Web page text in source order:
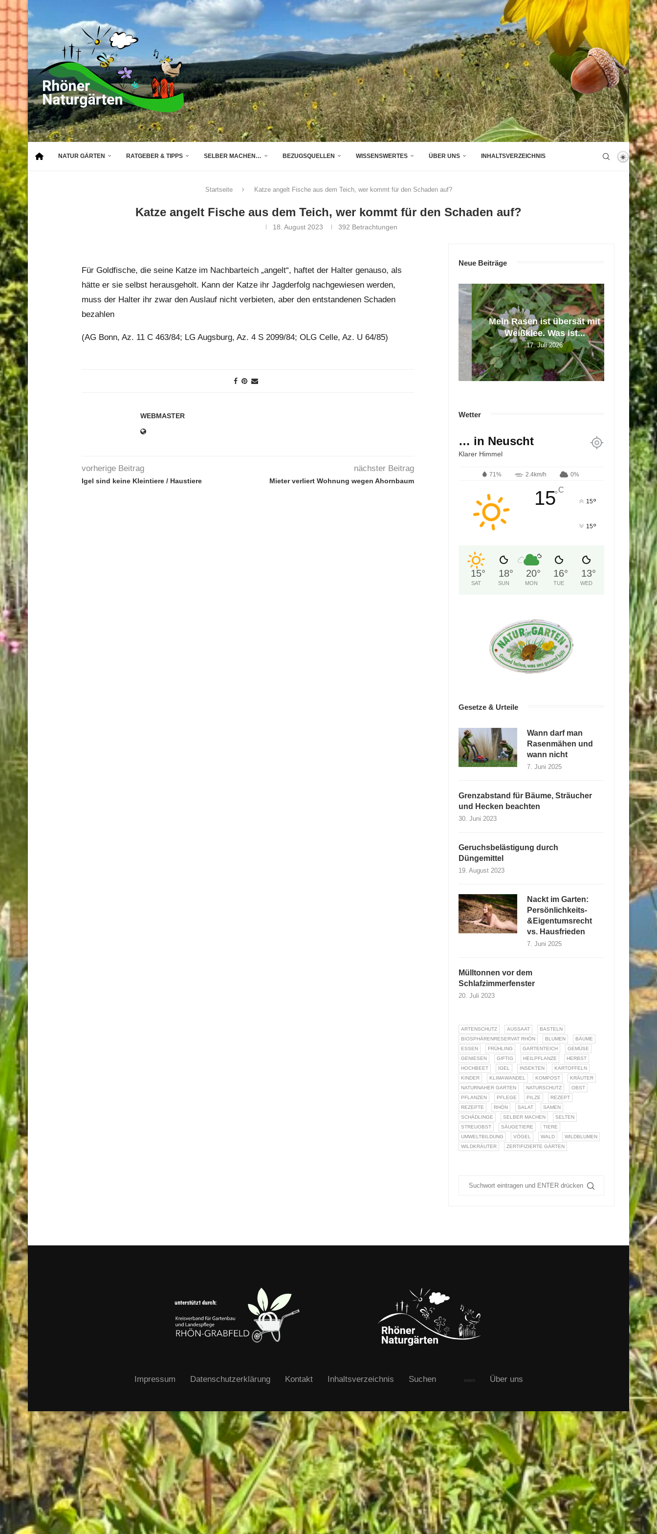
NATUR GÄRTEN RATGEBER & TIPPS SELBER MACHEN… BEZUGSQUELLEN WISSENSWERTES ÜBER UNS INHALTSVERZEICHNIS
Startseite Katze angelt Fische aus dem Teich, wer kommt für den Schaden auf?
Katze angelt Fische aus dem Teich, wer kommt für den Schaden auf?
18. August 2023 392 Betrachtungen
Für Goldfische, die seine Katze im Nachbarteich „angelt“, haftet der Halter genauso, als
hätte er sie selbst herausgeholt. Kann der Katze ihr Jagderfolg nachgewiesen werden,
muss der Halter ihr zwar den Auslauf nicht verbieten, aber den entstandenen Schaden
bezahlen
(AG Bonn, Az. 11 C 463/84; LG Augsburg, Az. 4 S 2099/84; OLG Celle, Az. U 64/85)
WEBMASTER
vorherige Beitrag
Igel sind keine Kleintiere / Haustiere
nächster Beitrag
Mieter verliert Wohnung wegen Ahornbaum
Neue Beiträge
Schmitt in Schönau.
Mein Rasen ist übersät mit
Weißklee. Was ist...
17. Juli 2026
Zecken
Familie
Silvia
Wetter
… in Neuscht
Klarer Himmel
71% 2.4km/h 0%
15°C
15°
15°
15°
SAT
18°
SUN
20°
MON
16°
TUE
13°
WED
Gesetze & Urteile
Wann darf man
Rasenmähen und
wann nicht
7. Juni 2025
Grenzabstand für Bäume, Sträucher
und Hecken beachten
30. Juni 2023
Geruchsbelästigung durch
Düngemittel
19. August 2023
Nackt im Garten:
Persönlichkeits-
&Eigentumsrecht
vs. Hausfrieden
7. Juni 2025
Mülltonnen vor dem
Schlafzimmerfenster
20. Juli 2023
ARTENSCHUTZ AUSSAAT
BASTELN
BIOSPHÄRENRESERVAT RHÖN
BLUMEN
BÄUME
ESSEN
FRÜHLING GARTENTEICH
GEMÜSE
GENIESEN
GIFTIG HEILPFLANZE
HERBST
HOCHBEET
IGEL INSEKTEN
KARTOFFELN
KINDER
KLIMAWANDEL KOMPOST
KRÄUTER
NATURNAHER GARTEN
NATURSCHUTZ
OBST
PFLANZEN
PFLEGE PILZE
REZEPT
REZEPTE
RHÖN SALAT
SAMEN
SCHÄDLINGE
SELBER MACHEN
SELTEN
STREUOBST
SÄUGETIERE
TIERE
UMWELTBILDUNG
VÖGEL WALD
WILDBLUMEN
WILDKRÄUTER
ZERTIFIZIERTE GÄRTEN
Impressum Datenschutzerklärung Kontakt Inhaltsverzeichnis Suchen intern Über uns